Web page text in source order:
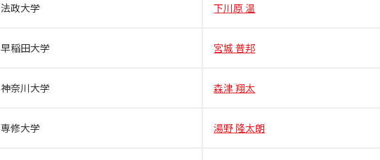
法政大学 下川原 温
早稲田大学 宮城 普邦
神奈川大学 森津 翔太
専修大学 湯野 隆太朗